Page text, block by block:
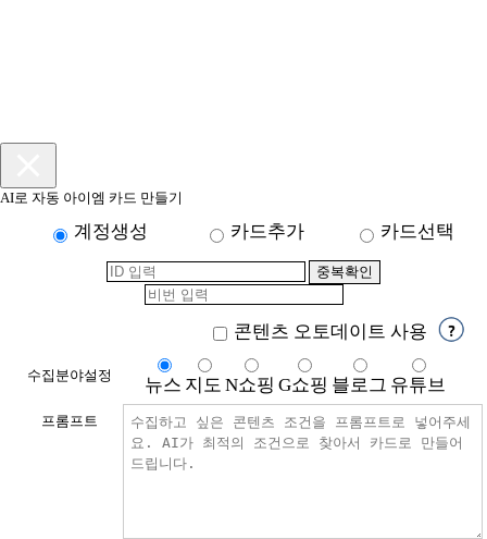
AI로 자동 아이엠 카드 만들기
계정생성 카드추가 카드선택
콘텐츠 오토데이트 사용
수집분야설정 뉴스 지도 N쇼핑 G쇼핑 블로그 유튜브
프롬프트